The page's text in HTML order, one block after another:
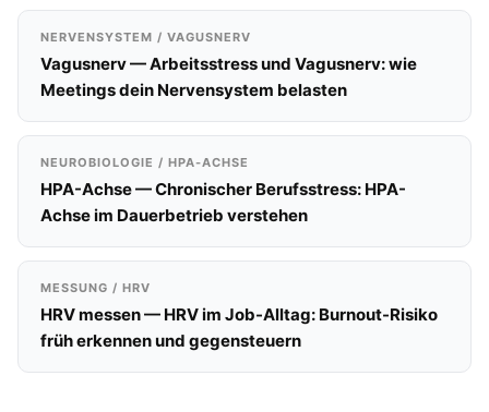
NERVENSYSTEM / VAGUSNERV
Vagusnerv — Arbeitsstress und Vagusnerv: wie
Meetings dein Nervensystem belasten
NEUROBIOLOGIE / HPA-ACHSE
HPA-Achse — Chronischer Berufsstress: HPA-
Achse im Dauerbetrieb verstehen
MESSUNG / HRV
HRV messen — HRV im Job-Alltag: Burnout-Risiko
früh erkennen und gegensteuern